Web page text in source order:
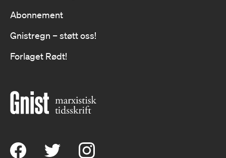
Abonnement
Gnistregn – støtt oss!
Forlaget Rødt!